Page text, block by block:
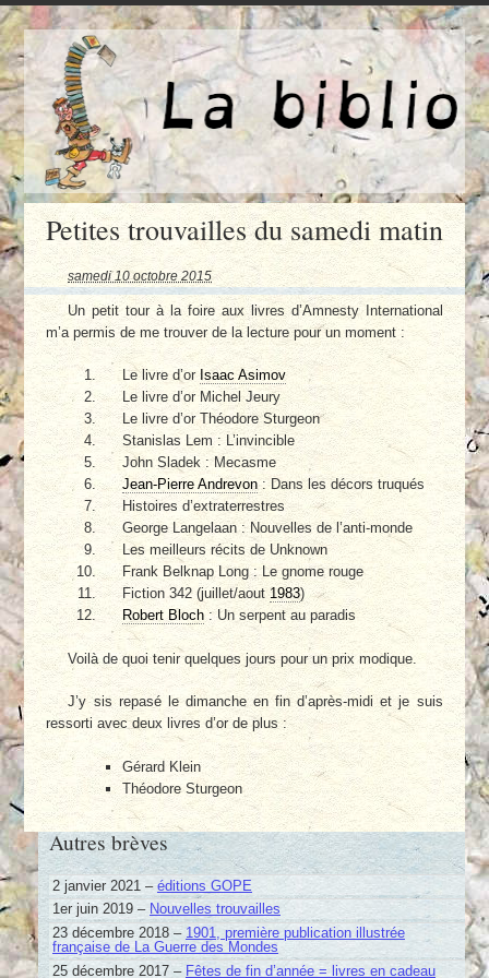
Petites trouvailles du samedi matin
samedi 10 octobre 2015
Un petit tour à la foire aux livres d’Amnesty International
m’a permis de me trouver de la lecture pour un moment :
Le livre d’orIsaac Asimov
Le livre d’or Michel Jeury
Le livre d’or Théodore Sturgeon
Stanislas Lem : L’invincible
John Sladek : Mecasme
Jean-Pierre Andrevon: Dans les décors truqués
Histoires d’extraterrestres
George Langelaan : Nouvelles de l’anti-monde
Les meilleurs récits de Unknown
Frank Belknap Long : Le gnome rouge
Fiction 342 (juillet/aout1983)
Robert Bloch : Un serpent au paradis
Voilà de quoi tenir quelques jours pour un prix modique.
J’y sis repasé le dimanche en fin d’après-midi et je suis
ressorti avec deux livres d’or de plus :
Gérard Klein
Théodore Sturgeon
Autres brèves
2 janvier 2021 – éditions GOPE
1er juin 2019 – Nouvelles trouvailles
23 décembre 2018 – 1901, première publication illustrée
française de La Guerre des Mondes
25 décembre 2017 – Fêtes de fin d’année = livres en cadeau